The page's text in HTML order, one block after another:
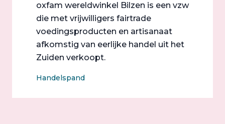
oxfam wereldwinkel Bilzen is een vzw
die met vrijwilligers fairtrade
voedingsproducten en artisanaat
afkomstig van eerlijke handel uit het
Zuiden verkoopt.
Handelspand